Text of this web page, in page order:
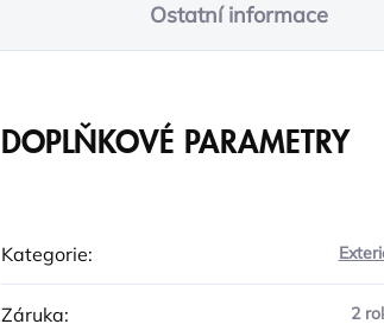
Ostatní informace
DOPLŇKOVÉ PARAMETRY
Kategorie:
Záruka: 2